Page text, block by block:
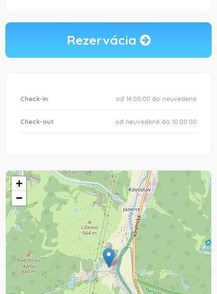
Rezervácia
Check-in od 14:00:00 do neuvedené
Check-out od neuvedené do 10:00:00
+
−